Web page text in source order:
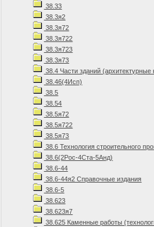
38.33
38.3я2
38.3я72
38.3я722
38.3я723
38.3я73
38.4 Части зданий (архитектурные
38.46(4Исп)
38.5
38.54
38.5я72
38.5я722
38.5я73
38.6 Технология строительного
38.6(2Рос-4Ста-5Анд)
38.6-44
38.6-44я2 Справочные издания
38.6-5
38.623
38.623я7
38.625 Каменные работы